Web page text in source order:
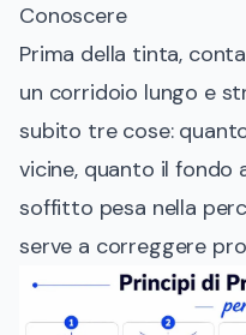
Conoscere
Prima della tinta,
un corridoio lungo e
subito tre cose:
vicine, quanto il fondo
soffitto pesa nella
serve a correggere